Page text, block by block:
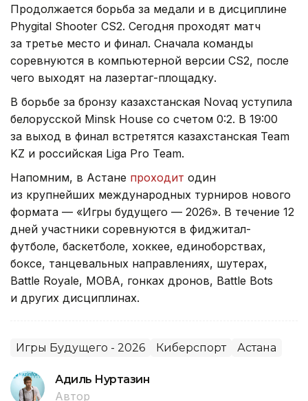
Продолжается борьба за медали и в дисциплине
Phygital Shooter CS2. Сегодня проходят матч
за третье место и финал. Сначала команды
соревнуются в компьютерной версии CS2, после
чего выходят на лазертаг-площадку.
В борьбе за бронзу казахстанская Novaq уступила
белорусской Minsk House со счетом 0:2. В 19:00
за выход в финал встретятся казахстанская Team
KZ и российская Liga Pro Team.
Напомним, в Астане проходит один
из крупнейших международных турниров нового
формата — «Игры будущего — 2026». В течение 12
дней участники соревнуются в фиджитал-
футболе, баскетболе, хоккее, единоборствах,
боксе, танцевальных направлениях, шутерах,
Battle Royale, MOBA, гонках дронов, Battle Bots
и других дисциплинах.
Игры Будущего - 2026 Киберспорт Астана
Адиль Нуртазин
Автор